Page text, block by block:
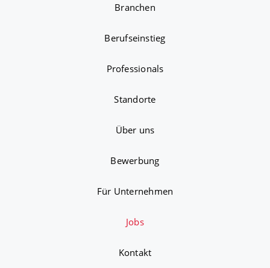
Branchen
Berufseinstieg
Professionals
Standorte
Über uns
Bewerbung
Für Unternehmen
Jobs
Kontakt